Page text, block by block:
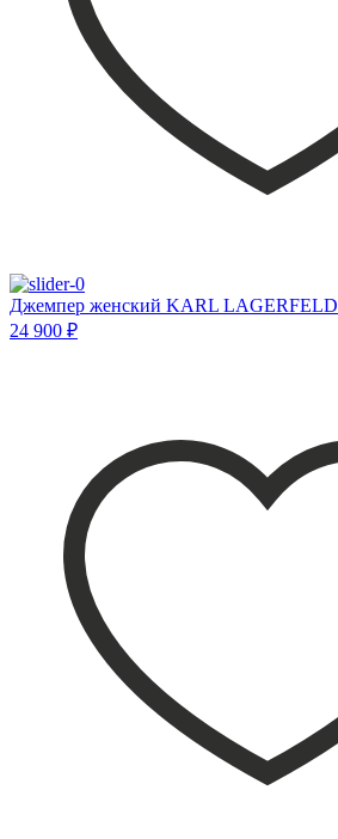
Джемпер женский KARL LAGERFELD
24 900 ₽